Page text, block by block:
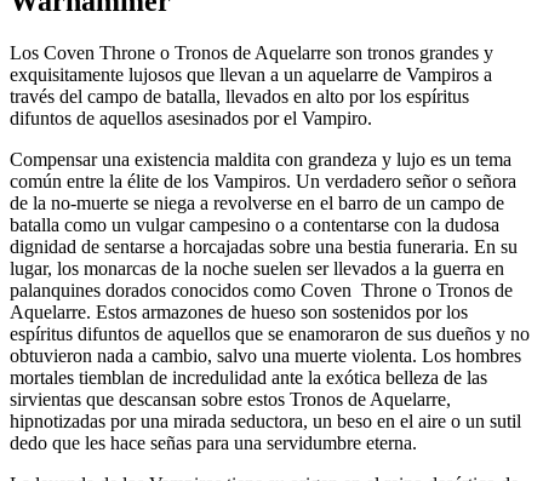
Los Coven Throne o Tronos de Aquelarre son tronos grandes y
exquisitamente lujosos que llevan a un aquelarre de Vampiros a
través del campo de batalla, llevados en alto por los espíritus
difuntos de aquellos asesinados por el Vampiro.
Compensar una existencia maldita con grandeza y lujo es un tema
común entre la élite de los Vampiros. Un verdadero señor o señora
de la no-muerte se niega a revolverse en el barro de un campo de
batalla como un vulgar campesino o a contentarse con la dudosa
dignidad de sentarse a horcajadas sobre una bestia funeraria. En su
lugar, los monarcas de la noche suelen ser llevados a la guerra en
palanquines dorados conocidos como Coven Throne o Tronos de
Aquelarre. Estos armazones de hueso son sostenidos por los
espíritus difuntos de aquellos que se enamoraron de sus dueños y no
obtuvieron nada a cambio, salvo una muerte violenta. Los hombres
mortales tiemblan de incredulidad ante la exótica belleza de las
sirvientas que descansan sobre estos Tronos de Aquelarre,
hipnotizadas por una mirada seductora, un beso en el aire o un sutil
dedo que les hace señas para una servidumbre eterna.